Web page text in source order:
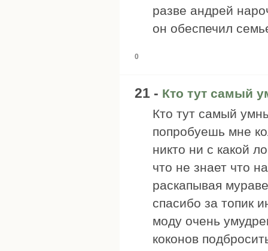
разве андрей
он обеспечил
0
21 - Кто тут самый
Кто тут самый
попробуешь мне
никто ни с какой
что не знает что
раскапывая
спасибо за топик
моду очень
коконов